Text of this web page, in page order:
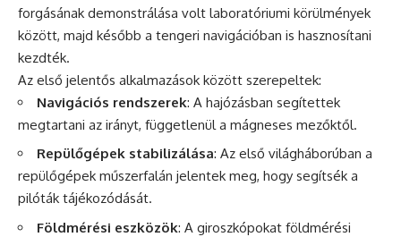
forgásának demonstrálása volt laboratóriumi körülmények
között, majd később a tengeri navigációban is hasznosítani
kezdték.
Az első jelentős alkalmazások között szerepeltek:
Navigációs rendszerek: A hajózásban segítettek
megtartani az irányt, függetlenül a mágneses mezőktől.
Repülőgépek stabilizálása: Az első világháborúban a
repülőgépek műszerfalán jelentek meg, hogy segítsék a
pilóták tájékozódását.
Földmérési eszközök: A giroszkópokat földmérési